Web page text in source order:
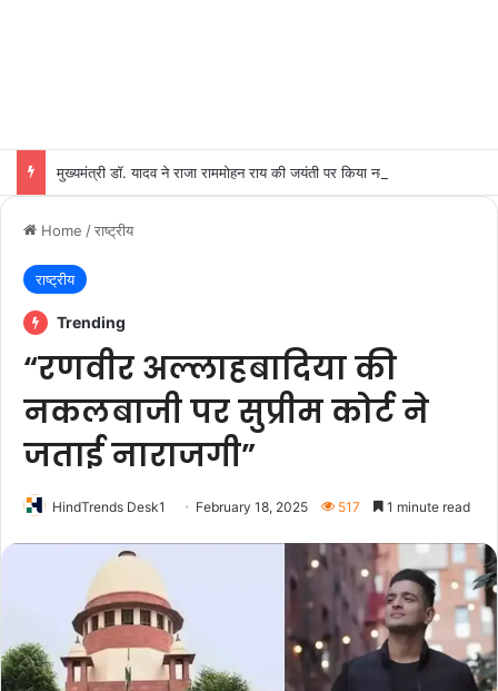
मुख्यमंत्री डॉ. यादव ने राजा राममोहन राय की जयंती पर किया नमन
Home /राष्ट्रीय
राष्ट्रीय
Trending
“रणवीर अल्लाहबादिया की
नकलबाजी पर सुप्रीम कोर्ट ने
जताई नाराजगी”
HindTrends Desk1 February 18, 2025 517 1 minute read